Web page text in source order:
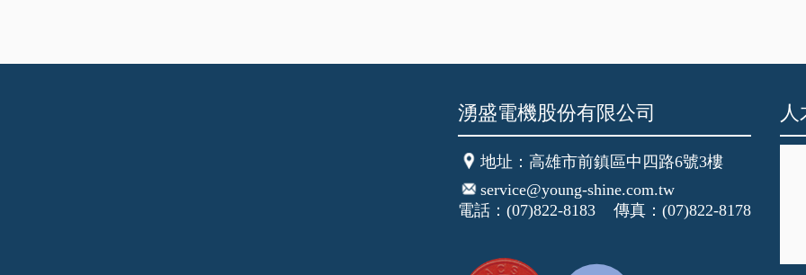
湧盛電機股份有限公司
地址 ：高雄市前鎮區中四路6號3樓
service@young-shine.com.tw
電話：(07)822-8183 傳真：(07)822-8178
人